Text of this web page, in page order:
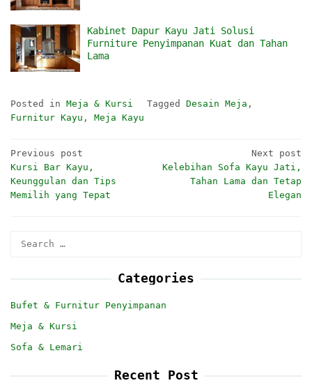
Kabinet Dapur Kayu Jati Solusi
Furniture Penyimpanan Kuat dan Tahan
Lama
Posted in Meja & Kursi Tagged Desain Meja ,
Furnitur Kayu , Meja Kayu
Post
navigation
Previous post
Kursi Bar Kayu,
Keunggulan dan Tips
Memilih yang Tepat
Next post
Kelebihan Sofa Kayu Jati,
Tahan Lama dan Tetap
Elegan
Categories
Bufet & Furnitur Penyimpanan
Meja & Kursi
Sofa & Lemari
Recent Post